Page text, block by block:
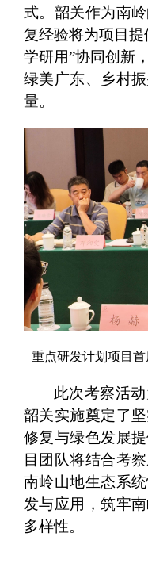
式。韶关作为南
复经验将为项目
学研用”协同创新
绿美广东、乡村
量。
重点研发计划项目
此次考察活
韶关实施奠定了
修复与绿色发展
目团队将结合考
南岭山地生态系
发与应用，筑牢
多样性。